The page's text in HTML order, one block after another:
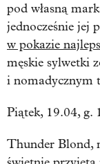
pod własną
jednocześnie jej
w pokazie
męskie sylwetki
i nomadycznym
Piątek, 19.04,
Thunder Blond,